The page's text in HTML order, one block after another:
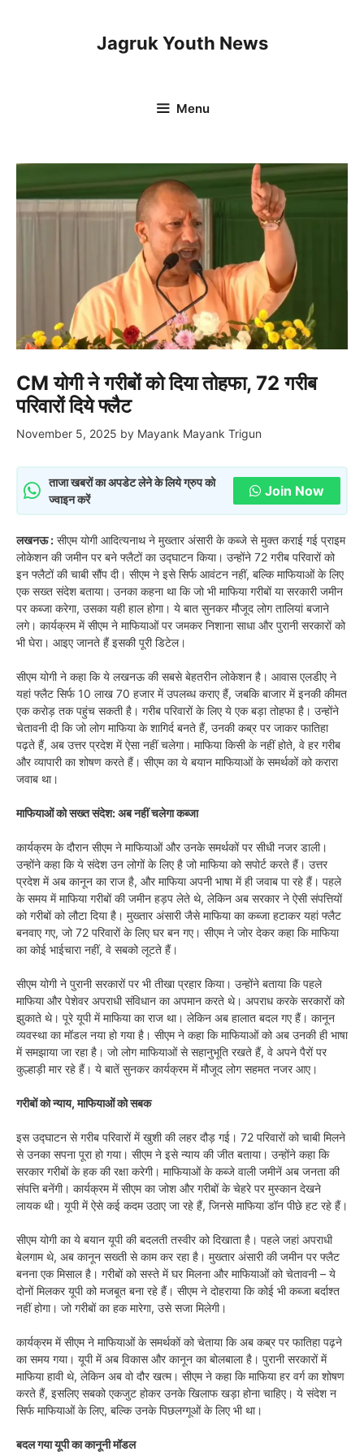
Jagruk Youth News
Menu
CM योगी ने गरीबों को दिया तोहफा, 72 गरीब
परिवारों दिये फ्लैट
November 5, 2025 by Mayank Mayank Trigun
ताजा खबरों का अपडेट लेने के लिये ग्रुप को
ज्वाइन करें
Join Now
लखनऊ : सीएम योगी आदित्यनाथ ने मुख्तार अंसारी के कब्जे से मुक्त कराई गई प्राइम
लोकेशन की जमीन पर बने फ्लैटों का उद्घाटन किया। उन्होंने 72 गरीब परिवारों को
इन फ्लैटों की चाबी सौंप दी। सीएम ने इसे सिर्फ आवंटन नहीं, बल्कि माफियाओं के लिए
एक सख्त संदेश बताया। उनका कहना था कि जो भी माफिया गरीबों या सरकारी जमीन
पर कब्जा करेगा, उसका यही हाल होगा। ये बात सुनकर मौजूद लोग तालियां बजाने
लगे। कार्यक्रम में सीएम ने माफियाओं पर जमकर निशाना साधा और पुरानी सरकारों को
भी घेरा। आइए जानते हैं इसकी पूरी डिटेल।
सीएम योगी ने कहा कि ये लखनऊ की सबसे बेहतरीन लोकेशन है। आवास एलडीए ने
यहां फ्लैट सिर्फ 10 लाख 70 हजार में उपलब्ध कराए हैं, जबकि बाजार में इनकी कीमत
एक करोड़ तक पहुंच सकती है। गरीब परिवारों के लिए ये एक बड़ा तोहफा है। उन्होंने
चेतावनी दी कि जो लोग माफिया के शागिर्द बनते हैं, उनकी कब्र पर जाकर फातिहा
पढ़ते हैं, अब उत्तर प्रदेश में ऐसा नहीं चलेगा। माफिया किसी के नहीं होते, वे हर गरीब
और व्यापारी का शोषण करते हैं। सीएम का ये बयान माफियाओं के समर्थकों को करारा
जवाब था।
माफियाओं को सख्त संदेश: अब नहीं चलेगा कब्जा
कार्यक्रम के दौरान सीएम ने माफियाओं और उनके समर्थकों पर सीधी नजर डाली।
उन्होंने कहा कि ये संदेश उन लोगों के लिए है जो माफिया को सपोर्ट करते हैं। उत्तर
प्रदेश में अब कानून का राज है, और माफिया अपनी भाषा में ही जवाब पा रहे हैं। पहले
के समय में माफिया गरीबों की जमीन हड़प लेते थे, लेकिन अब सरकार ने ऐसी संपत्तियों
को गरीबों को लौटा दिया है। मुख्तार अंसारी जैसे माफिया का कब्जा हटाकर यहां फ्लैट
बनवाए गए, जो 72 परिवारों के लिए घर बन गए। सीएम ने जोर देकर कहा कि माफिया
का कोई भाईचारा नहीं, वे सबको लूटते हैं।
सीएम योगी ने पुरानी सरकारों पर भी तीखा प्रहार किया। उन्होंने बताया कि पहले
माफिया और पेशेवर अपराधी संविधान का अपमान करते थे। अपराध करके सरकारों को
झुकाते थे। पूरे यूपी में माफिया का राज था। लेकिन अब हालात बदल गए हैं। कानून
व्यवस्था का मॉडल नया हो गया है। सीएम ने कहा कि माफियाओं को अब उनकी ही भाषा
में समझाया जा रहा है। जो लोग माफियाओं से सहानुभूति रखते हैं, वे अपने पैरों पर
कुल्हाड़ी मार रहे हैं। ये बातें सुनकर कार्यक्रम में मौजूद लोग सहमत नजर आए।
गरीबों को न्याय, माफियाओं को सबक
इस उद्घाटन से गरीब परिवारों में खुशी की लहर दौड़ गई। 72 परिवारों को चाबी मिलने
से उनका सपना पूरा हो गया। सीएम ने इसे न्याय की जीत बताया। उन्होंने कहा कि
सरकार गरीबों के हक की रक्षा करेगी। माफियाओं के कब्जे वाली जमीनें अब जनता की
संपत्ति बनेंगी। कार्यक्रम में सीएम का जोश और गरीबों के चेहरे पर मुस्कान देखने
लायक थी। यूपी में ऐसे कई कदम उठाए जा रहे हैं, जिनसे माफिया डॉन पीछे हट रहे हैं।
सीएम योगी का ये बयान यूपी की बदलती तस्वीर को दिखाता है। पहले जहां अपराधी
बेलगाम थे, अब कानून सख्ती से काम कर रहा है। मुख्तार अंसारी की जमीन पर फ्लैट
बनना एक मिसाल है। गरीबों को सस्ते में घर मिलना और माफियाओं को चेतावनी – ये
दोनों मिलकर यूपी को मजबूत बना रहे हैं। सीएम ने दोहराया कि कोई भी कब्जा बर्दाश्त
नहीं होगा। जो गरीबों का हक मारेगा, उसे सजा मिलेगी।
कार्यक्रम में सीएम ने माफियाओं के समर्थकों को चेताया कि अब कब्र पर फातिहा पढ़ने
का समय गया। यूपी में अब विकास और कानून का बोलबाला है। पुरानी सरकारों में
माफिया हावी थे, लेकिन अब वो दौर खत्म। सीएम ने कहा कि माफिया हर वर्ग का शोषण
करते हैं, इसलिए सबको एकजुट होकर उनके खिलाफ खड़ा होना चाहिए। ये संदेश न
सिर्फ माफियाओं के लिए, बल्कि उनके पिछलग्गूओं के लिए भी था।
बदल गया यूपी का कानूनी मॉडल